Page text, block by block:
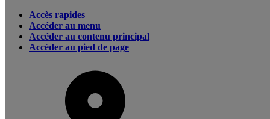
Accès rapides
Accéder au menu
Accéder au contenu principal
Accéder au pied de page